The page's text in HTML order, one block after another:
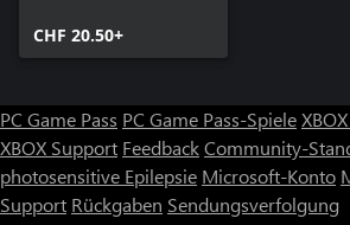
CHF 20.50+
PC Game Pass PC Game Pass-Spiele
XBOX Support FeedbackCommunity-
photosensitive Epilepsie Microsoft-Konto
Support Rückgaben Sendungsverfolgung